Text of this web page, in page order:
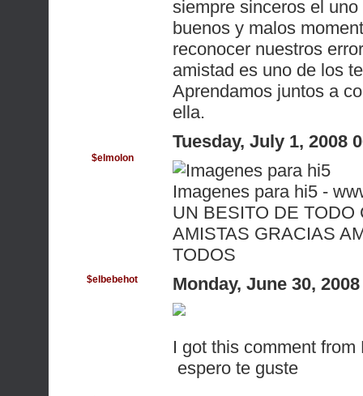
siempre sinceros el
buenos y malos
reconocer nuestros
amistad es uno de los
Aprendamos juntos a
ella.
$elmolon
Tuesday, July 1, 2008
Imagenes para hi5 -
UN BESITO DE TODO
AMISTAS GRACIAS
TODOS
$elbebehot Monday, June 30,
I got this comment
espero te guste